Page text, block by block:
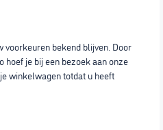
voorkeuren bekend blijven. Door
je bij een bezoek aan onze
winkelwagen totdat u heeft